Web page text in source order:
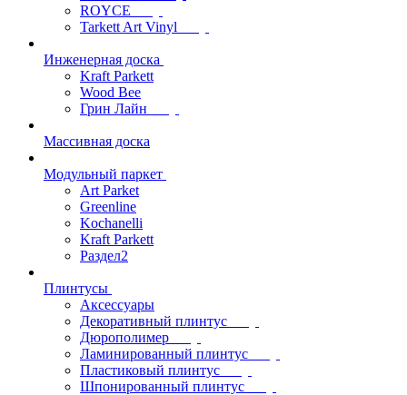
ROYCE
Tarkett Art Vinyl
Инженерная доска
Kraft Parkett
Wood Bee
Грин Лайн
Массивная доска
Модульный паркет
Art Parket
Greenline
Kochanelli
Kraft Parkett
Раздел2
Плинтусы
Аксессуары
Декоративный плинтус
Дюрополимер
Ламинированный плинтус
Пластиковый плинтус
Шпонированный плинтус